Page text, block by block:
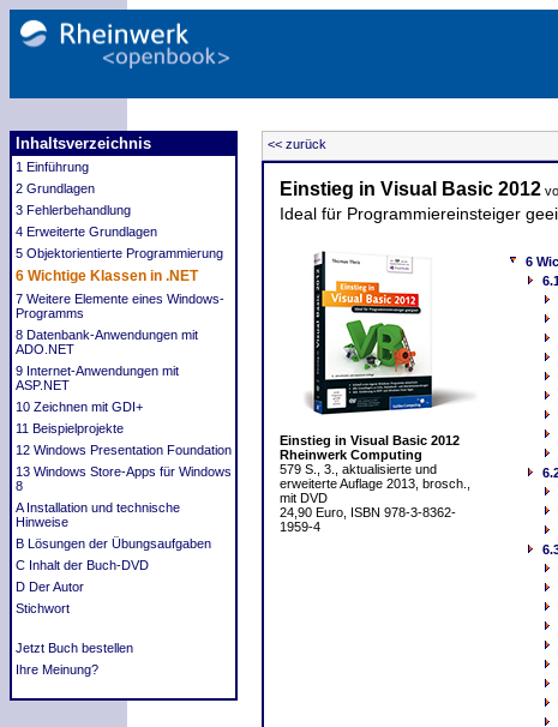
Inhaltsverzeichnis
1 Einführung
2 Grundlagen
3 Fehlerbehandlung
4 Erweiterte Grundlagen
5 Objektorientierte Programmierung
6 Wichtige Klassen in .NET
7 Weitere Elemente eines Windows-
Programms
8 Datenbank-Anwendungen mit
ADO.NET
9 Internet-Anwendungen mit
ASP.NET
10 Zeichnen mit GDI+
11 Beispielprojekte
12 Windows Presentation Foundation
13 Windows Store-Apps für Windows
8
A Installation und technische
Hinweise
B Lösungen der Übungsaufgaben
C Inhalt der Buch-DVD
D Der Autor
Stichwort
Jetzt Buch bestellen
Ihre Meinung?
<< zurück
Einstieg in Visual Basic 2012
Ideal für Programmiereinsteiger
Einstieg in Visual Basic 2012
Rheinwerk Computing
579 S., 3., aktualisierte und
erweiterte Auflage 2013, brosch.,
mit DVD
24,90 Euro, ISBN 978-3-8362-
1959-4
6